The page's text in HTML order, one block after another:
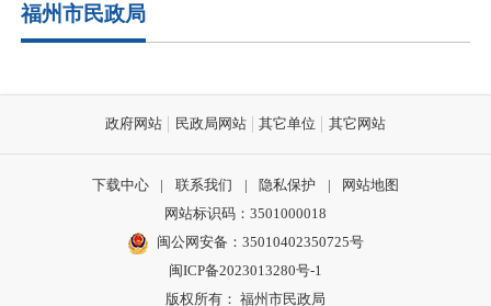
福州市民政局
政府网站 民政局网站 其它单位 其它网站
下载中心 | 联系我们 | 隐私保护 |
网站地图
网站标识码：3501000018
闽公网安备：35010402350725号
闽ICP备2023013280号-1
版权所有： 福州市民政局